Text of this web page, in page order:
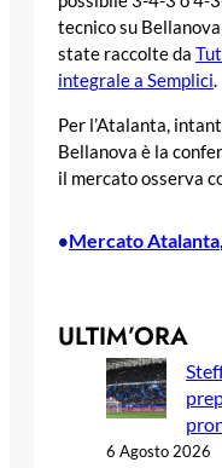
tecnico su
state raccolte da
integrale a Semplici.
Per l’Atalanta,
Bellanova è la
il mercato osserva
•Mercato Atalanta,
ULTIM’ORA
6 Agosto 2026